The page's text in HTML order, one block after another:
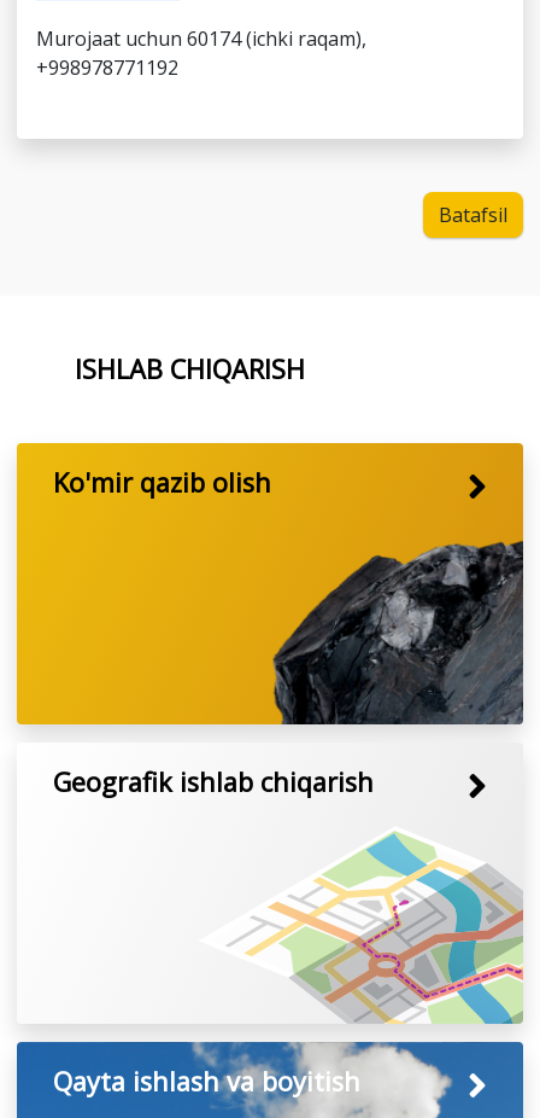
Murojaat uchun 60174 (ichki raqam),
+998978771192
Batafsil
ISHLAB CHIQARISH
Ko'mir qazib olish
Geografik ishlab chiqarish
Qayta ishlash va boyitish